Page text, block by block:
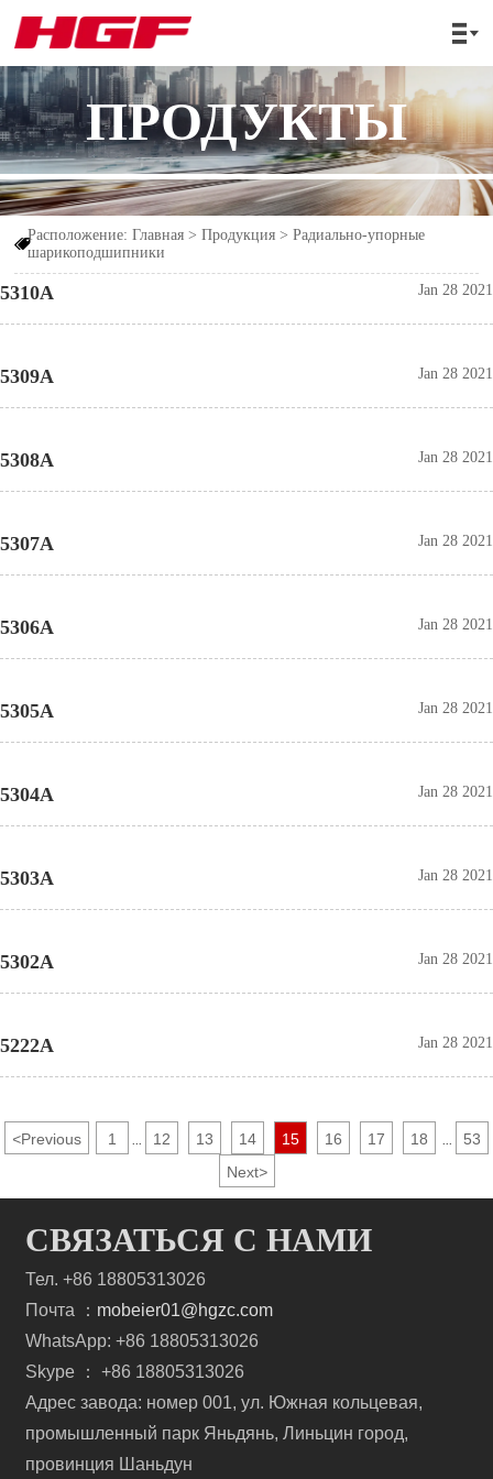

ПРОДУКТЫ

Расположение:Главная >Продукция >Радиально-упорные
шарикоподшипники
5310A Jan 28 2021
5309A Jan 28 2021
5308A Jan 28 2021
5307A Jan 28 2021
5306A Jan 28 2021
5305A Jan 28 2021
5304A Jan 28 2021
5303A Jan 28 2021
5302A Jan 28 2021
5222A Jan 28 2021
<Previous 1 12 13 14 15 16 17 18
53
Next>
СВЯЗАТЬСЯ С НАМИ
Тел. +86 18805313026
Почта ： mobeier01@hgzc.com
WhatsApp: +86 18805313026
Skype ： +86 18805313026
Адрес завода: номер 001, ул. Южная кольцевая,
промышленный парк Яньдянь, Линьцин город,
провинция Шаньдун